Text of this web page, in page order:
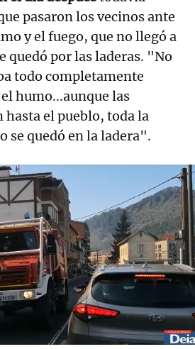
pasaron los vecinos ante
y el fuego, que no llegó a
quedó por las laderas. "No
todo completamente
humo...aunque las
el pueblo, toda la
se quedó en la ladera".